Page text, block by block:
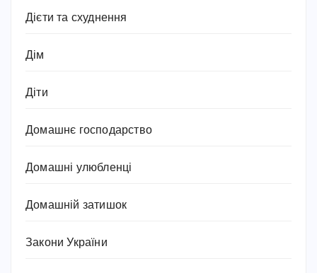
Дієти та схуднення
Дім
Діти
Домашнє господарство
Домашні улюбленці
Домашній затишок
Закони України